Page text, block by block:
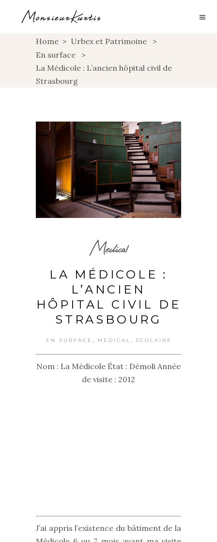
Home > Urbex et Patrimoine
>
En surface
>
La Médicole : L’ancien hôpital civil de
Strasbourg
Medical
LA MÉDICOLE :
L’ANCIEN
HÔPITAL CIVIL DE
STRASBOURG
EN SURFACE MEDICAL SCOLAIRE
Nom : La Médicole État : Démoli Année
de visite : 2012
J’ai appris l’existence du bâtiment de la